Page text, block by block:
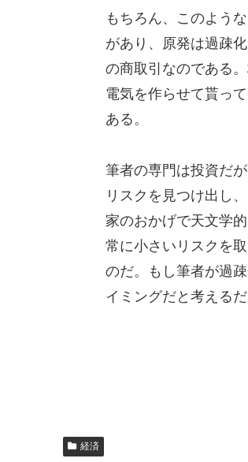
もちろん、このよう
があり、原発は過疎
の商取引なのである
電気を作らせて貰っ
ある。
筆者の専門は投資だ
リスクを見つけ出し
家のおかげで天文学
常に小さいリスクを
のだ。もし筆者が過
イミングだと考えるだ
経済